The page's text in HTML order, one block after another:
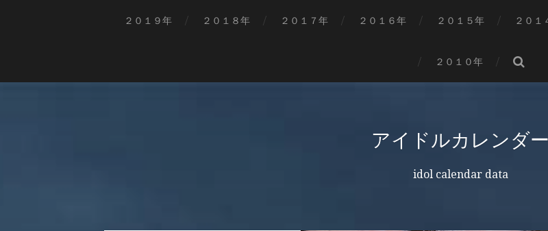
２０１９年 ２０１８年 ２０１７年 ２０１６年 ２０１５年 ２０１
２０１０年
アイドルカレンダー
idol calendar data